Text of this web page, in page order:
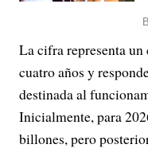
La cifra representa
cuatro años y
destinada al
Inicialmente, para
billones, pero